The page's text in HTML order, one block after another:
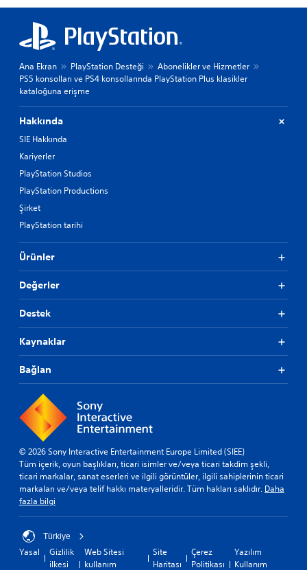
Ana Ekran PlayStation Desteği
Abonelikler ve Hizmetler
PS5 konsolları ve PS4 konsollarında PlayStation Plus klasikler
kataloğuna erişme
Hakkında
SIE Hakkında
Kariyerler
PlayStation Studios
PlayStation Productions
Şirket
PlayStation tarihi
Ürünler
Değerler
Destek
Kaynaklar
Bağlan
© 2026 Sony Interactive Entertainment Europe Limited (SIEE)
Tüm içerik, oyun başlıkları, ticari isimler ve/veya ticari takdim şekli,
ticari markalar, sanat eserleri ve ilgili görüntüler, ilgili sahiplerinin ticari
markaları ve/veya telif hakkı materyalleridir. Tüm hakları saklıdır. Daha
fazla bilgi
Türkiye
Yasal
Gizlilik
ilkesi
Web Sitesi
kullanım
Site
Haritası
Çerez
Politikası
Yazılım
Kullanım